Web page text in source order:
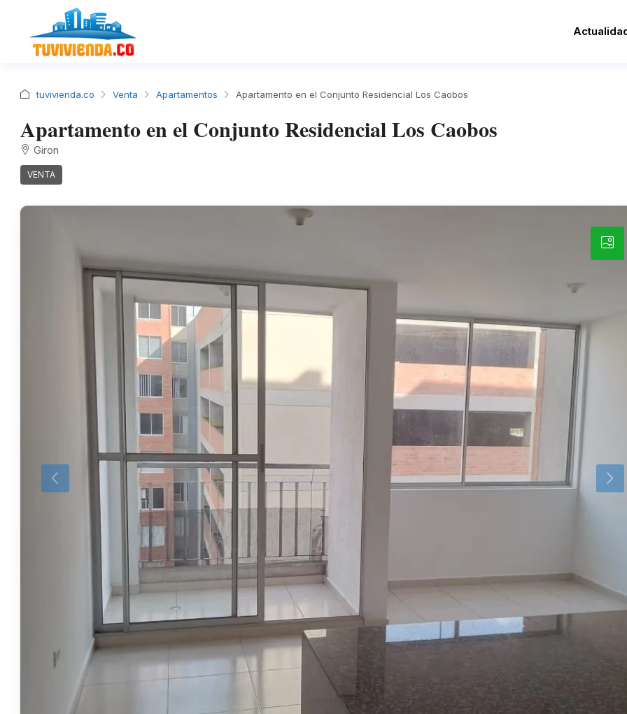
tuvivienda.co Venta Apartamentos Apartamento en el Conjunto Residencial Los Caobos
Apartamento en el Conjunto Residencial Los Caobos
Giron
VENTA